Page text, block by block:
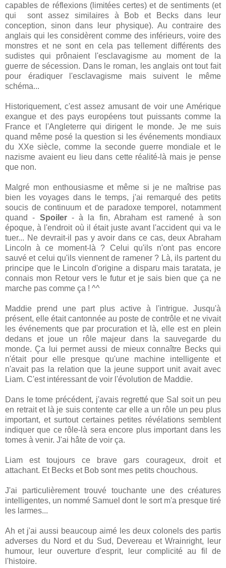
capables de réflexions (limitées certes) et de sentiments (et
qui sont assez similaires à Bob et Becks dans leur
conception, sinon dans leur physique). Au contraire des
anglais qui les considèrent comme des inférieurs, voire des
monstres et ne sont en cela pas tellement différents des
sudistes qui prônaient l'esclavagisme au moment de la
guerre de sécession. Dans le roman, les anglais ont tout fait
pour éradiquer l'esclavagisme mais suivent le même
schéma...
Historiquement, c'est assez amusant de voir une Amérique
exangue et des pays européens tout puissants comme la
France et l'Angleterre qui dirigent le monde. Je me suis
quand même posé la question si les événements mondiaux
du XXe siècle, comme la seconde guerre mondiale et le
nazisme avaient eu lieu dans cette réalité-là mais je pense
que non.
Malgré mon enthousiasme et même si je ne maîtrise pas
bien les voyages dans le temps, j'ai remarqué des petits
soucis de continuum et de paradoxe temporel, notamment
quand - Spoiler- à la fin, Abraham est ramené à son
époque, à l'endroit où il était juste avant l'accident qui va le
tuer... Ne devrait-il pas y avoir dans ce cas, deux Abraham
Lincoln à ce moment-là ? Celui qu'ils n'ont pas encore
sauvé et celui qu'ils viennent de ramener ? Là, ils partent du
principe que le Lincoln d'origine a disparu mais taratata, je
connais mon Retour vers le futur et je sais bien que ça ne
marche pas comme ça ! ^^
Maddie prend une part plus active à l'intrigue. Jusqu'à
présent, elle était cantonnée au poste de contrôle et ne vivait
les événements que par procuration et là, elle est en plein
dedans et joue un rôle majeur dans la sauvegarde du
monde. Ça lui permet aussi de mieux connaître Becks qui
n'était pour elle presque qu'une machine intelligente et
n'avait pas la relation que la jeune support unit avait avec
Liam. C'est intéressant de voir l'évolution de Maddie.
Dans le tome précédent, j'avais regretté que Sal soit un peu
en retrait et là je suis contente car elle a un rôle un peu plus
important, et surtout certaines petites révélations semblent
indiquer que ce rôle-là sera encore plus important dans les
tomes à venir. J'ai hâte de voir ça.
Liam est toujours ce brave gars courageux, droit et
attachant. Et Becks et Bob sont mes petits chouchous.
J'ai particulièrement trouvé touchante une des créatures
intelligentes, un nommé Samuel dont le sort m'a presque tiré
les larmes...
Ah et j'ai aussi beaucoup aimé les deux colonels des partis
adverses du Nord et du Sud, Devereau et Wrainright, leur
humour, leur ouverture d'esprit, leur complicité au fil de
l'histoire.